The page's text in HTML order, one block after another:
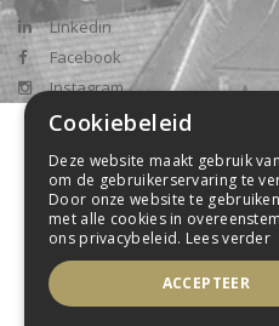
Linkedin
Facebook
Instagram
Powered by Goes & Roos Alle
Cookiebeleid
Deze website maakt gebruik
om de gebruikerservaring te
Door onze website te
met alle cookies in
ons privacybeleid. Lees verder
ACCEPTEER